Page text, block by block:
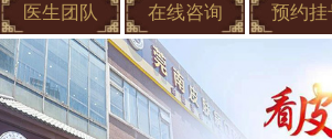
医生团队 在线咨询 预约挂